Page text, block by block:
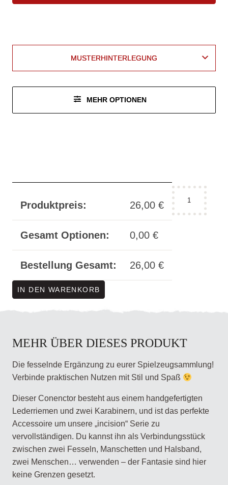
MUSTERHINTERLEGUNG
MUSTERHINTERLEGUNG
MEHR OPTIONEN
Produktpreis: 26,00 €
Gesamt Optionen: 0,00 €
Bestellung Gesamt: 26,00 €
Connector
-
incision
IN DEN WARENKORB
MEHR ÜBER DIESES PRODUKT
Die fesselnde Ergänzung zu eurer Spielzeugsammlung!
Verbinde praktischen Nutzen mit Stil und Spaß
Dieser Conenctor besteht aus einem handgefertigten
Lederriemen und zwei Karabinern, und ist das perfekte
Accessoire um unsere „incision“ Serie zu
vervollständigen. Du kannst ihn als Verbindungsstück
zwischen zwei Fesseln, Manschetten und Halsband,
zwei Menschen… verwenden – der Fantasie sind hier
keine Grenzen gesetzt.